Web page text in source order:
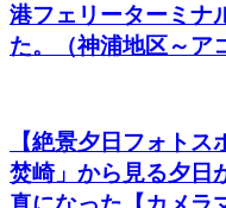
港フェリーターミナ
た。（神浦地区～ア
【絶景夕日フォト
焚崎」から見る夕日